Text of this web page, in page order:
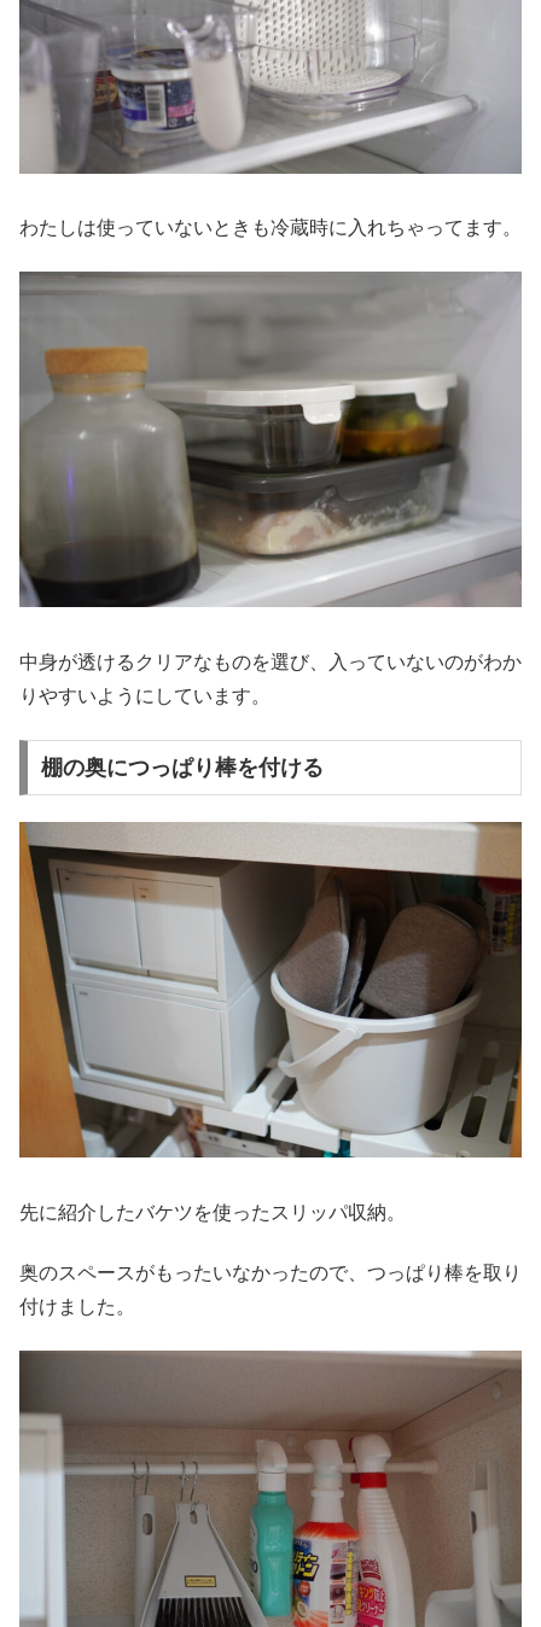
わたしは使っていないときも冷蔵時に入れちゃってます。
中身が透けるクリアなものを選び、入っていないのがわか
りやすいようにしています。
棚の奥につっぱり棒を付ける
先に紹介したバケツを使ったスリッパ収納。
奥のスペースがもったいなかったので、つっぱり棒を取り
付けました。